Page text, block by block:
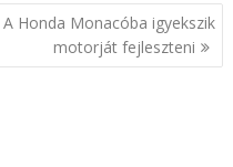
A Honda Monacóba igyekszik
motorját fejleszteni